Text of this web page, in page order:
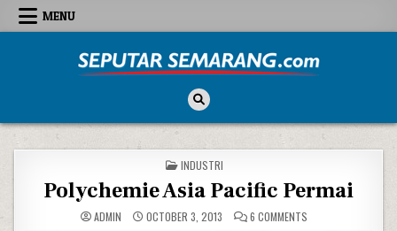
Skip to content
MENU
POSTED IN
INDUSTRI
Polychemie Asia Pacific Permai
ADMIN OCTOBER 3, 2013 6 COMMENTS